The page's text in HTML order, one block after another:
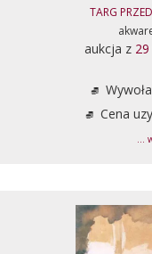
TARG
aukcja z
Cena
...